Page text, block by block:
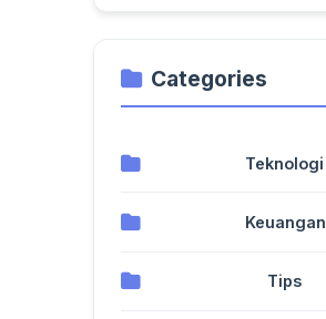
Categories
Teknologi
Keuangan
Tips